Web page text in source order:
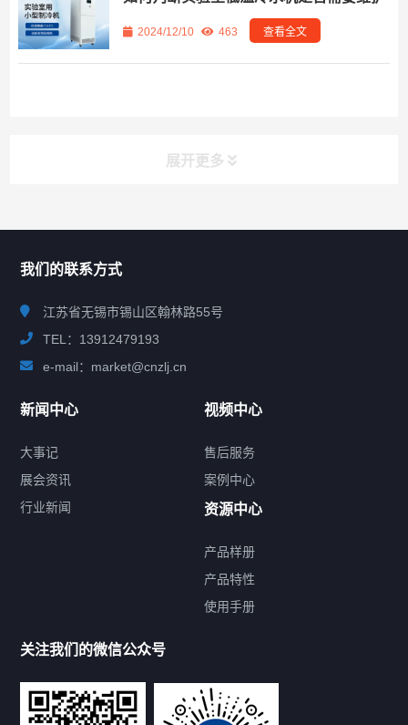
2024/12/10 463 查看全文
展开更多
提交您的需求，免费获取产品资料
--亦可拨打我们的24小时服务咨询热线--
13912479193
我们的联系方式
江苏省无锡市锡山区翰林路55号
TEL：13912479193
e-mail：market@cnzlj.cn
新闻中心
大事记
展会资讯
行业新闻
视频中心
售后服务
案例中心
资源中心
产品样册
产品特性
使用手册
关注我们的微信公众号